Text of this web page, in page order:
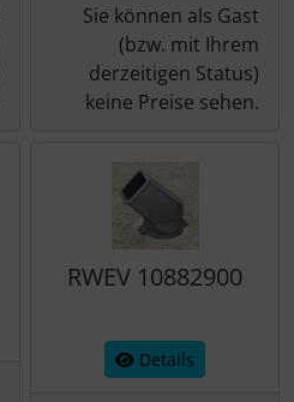
Sie können als Gast
(bzw. mit Ihrem
derzeitigen Status)
keine Preise sehen.
RWEV 10882900
Details